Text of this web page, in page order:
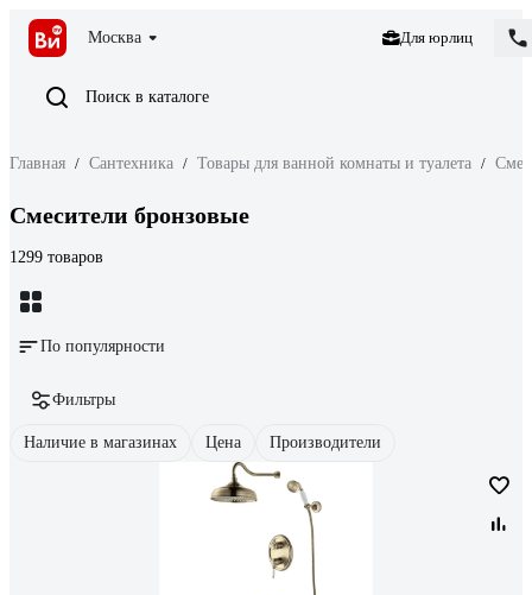
Москва Для юрлиц
Поиск в каталоге
Главная / Сантехника / Товары для ванной комнаты и туалета /
Смесители бронзовые
1299 товаров
По популярности
Фильтры
Наличие в магазинах Цена Производители